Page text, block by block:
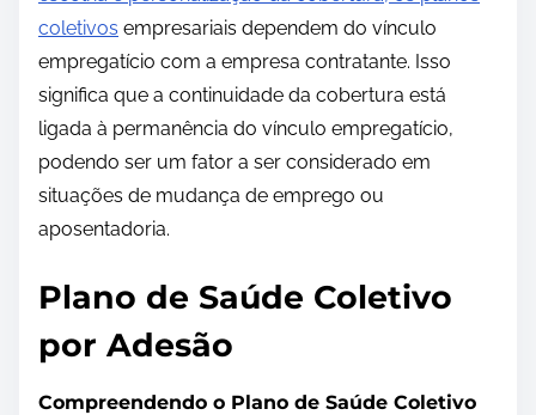
coletivos empresariais dependem do vínculo
empregatício com a empresa contratante. Isso
significa que a continuidade da cobertura está
ligada à permanência do vínculo empregatício,
podendo ser um fator a ser considerado em
situações de mudança de emprego ou
aposentadoria.
Plano de Saúde Coletivo
por Adesão
Compreendendo o Plano de Saúde Coletivo